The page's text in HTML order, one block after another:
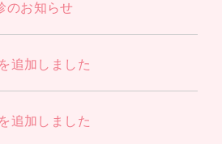
のお知らせ
追加しました
追加しました